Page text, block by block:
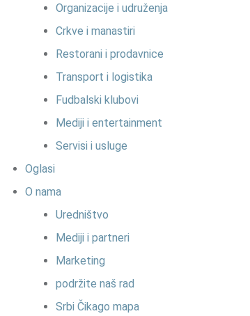
Organizacije i udruženja
Crkve i manastiri
Restorani i prodavnice
Transport i logistika
Fudbalski klubovi
Mediji i entertainment
Servisi i usluge
Oglasi
O nama
Uredništvo
Mediji i partneri
Marketing
podržite naš rad
Srbi Čikago mapa